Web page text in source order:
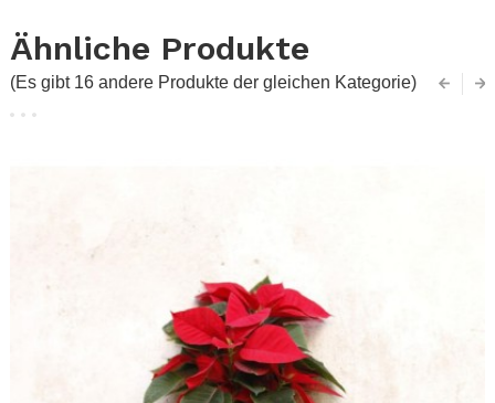
Ähnliche Produkte
(Es gibt 16 andere Produkte der gleichen Kategorie)